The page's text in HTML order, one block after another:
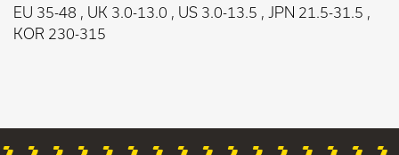
EU 35-48 , UK 3.0-13.0 , US 3.0-13.5 , JPN 21.5-31.5 ,
KOR 230-315